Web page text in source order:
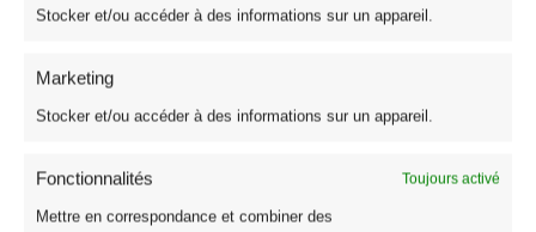
Stocker et/ou accéder à des informations sur un appareil.
Marketing
Stocker et/ou accéder à des informations sur un appareil.
Fonctionnalités Toujours activé
Mettre en correspondance et combiner des
Tissus Festifs et Coton Noël
Tissu Maille Argent Stretch